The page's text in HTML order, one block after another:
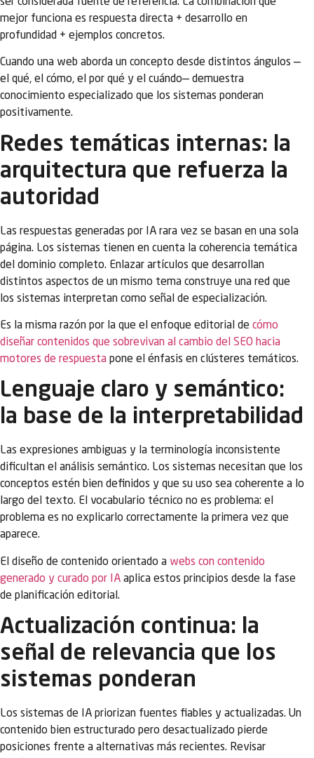
mejor funciona es respuesta directa + desarrollo en
profundidad + ejemplos concretos.
Cuando una web aborda un concepto desde distintos ángulos —
el qué, el cómo, el por qué y el cuándo— demuestra
conocimiento especializado que los sistemas ponderan
positivamente.
Redes temáticas internas: la
arquitectura que refuerza la
autoridad
Las respuestas generadas por IA rara vez se basan en una sola
página. Los sistemas tienen en cuenta la coherencia temática
del dominio completo. Enlazar artículos que desarrollan
distintos aspectos de un mismo tema construye una red que
los sistemas interpretan como señal de especialización.
Es la misma razón por la que el enfoque editorial de cómo
diseñar contenidos que sobrevivan al cambio del SEO hacia
motores de respuesta pone el énfasis en clústeres temáticos.
Lenguaje claro y semántico:
la base de la interpretabilidad
Las expresiones ambiguas y la terminología inconsistente
dificultan el análisis semántico. Los sistemas necesitan que los
conceptos estén bien definidos y que su uso sea coherente a lo
largo del texto. El vocabulario técnico no es problema: el
problema es no explicarlo correctamente la primera vez que
aparece.
El diseño de contenido orientado a webs con contenido
generado y curado por IA aplica estos principios desde la fase
de planificación editorial.
Actualización continua: la
señal de relevancia que los
sistemas ponderan
Los sistemas de IA priorizan fuentes fiables y actualizadas. Un
contenido bien estructurado pero desactualizado pierde
posiciones frente a alternativas más recientes. Revisar